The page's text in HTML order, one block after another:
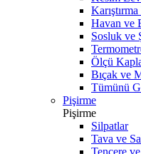
Havan ve
Sosluk ve
Ölçü
Bıçak ve
Tümünü
Pişirme
Pişirme
Silpatlar
Tava ve
Tencere